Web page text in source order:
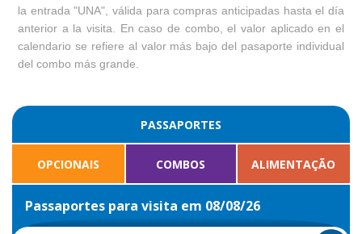
la entrada "UNA", válida para compras anticipadas hasta el día
anterior a la visita. En caso de combo, el valor aplicado en el
calendario se refiere al valor más bajo del pasaporte individual
del combo más grande.
PASSAPORTES
OPCIONAIS COMBOS ALIMENTAÇÃO
Passaportes para visita em 08/08/26